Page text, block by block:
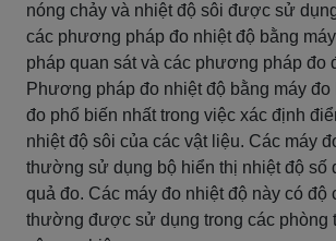
nóng chảy và nhiệt độ sôi được sử
các phương pháp đo nhiệt độ bằng
pháp quan sát và các phương pháp đo
Phương pháp đo nhiệt độ bằng máy
đo phổ biến nhất trong việc xác định
nhiệt độ sôi của các vật liệu. Các máy
thường sử dụng bộ hiển thị nhiệt độ số
quả đo. Các máy đo nhiệt độ này có độ
thường được sử dụng trong các phòng